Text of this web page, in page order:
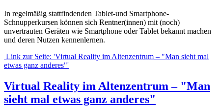
In regelmäßig stattfindenden Tablet-und Smartphone-
Schnupperkursen können sich Rentner(innen) mit (noch)
unvertrauten Geräten wie Smartphone oder Tablet bekannt machen
und deren Nutzen kennenlernen.
Link zur Seite: 'Virtual Reality im Altenzentrum – "Man sieht mal
etwas ganz anderes"'
Virtual Reality im Altenzentrum – "Man
sieht mal etwas ganz anderes"